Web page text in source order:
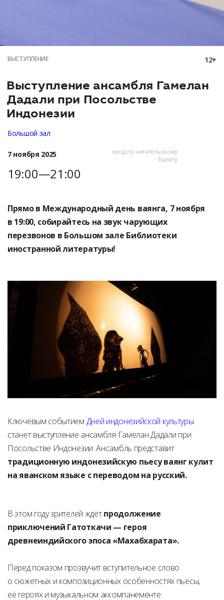
ВЫСТУПЛЕНИЕ 12+
Выступление ансамбля Гамелан
Дадали при Посольстве
Индонезии
Большой зал
7 ноября 2025
19:00—21:00
вход по читательскому
билету
Прямо в Международный день ваянга, 7 ноября
в 19:00, собирайтесь на звук чарующих
перезвонов в Большом зале Библиотеки
иностранной литературы!
Ключевым событием Дней индонезийской культуры
станет выступление ансамбля Гамелан Дадали при
Посольстве Индонезии. Ансамбль представит
традиционную индонезийскую пьесу ваянг кулит
на яванском языке с переводом на русский.
В этом году зрителей ждётпродолжение
приключений Гатоткачи — героя
древнеиндийского эпоса «Махабхарата».
Перед показом прозвучит вступительное слово
о сюжетных и композиционных особенностях пьесы,
её героях и музыкальном аккомпанементе.